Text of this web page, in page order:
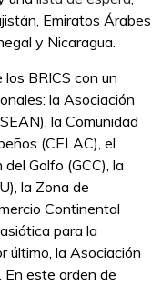
Emiratos Árabes
y Nicaragua.
BRICS con un
la Asociación
la Comunidad
(CELAC), el
Golfo (GCC), la
la Zona de
Continental
para la
último, la Asociación
En este orden de